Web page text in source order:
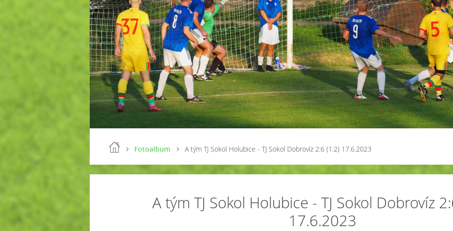
Fotoalbum A tým TJ Sokol Holubice - TJ Sokol Dobrovíz 2:6 (1:2) 17.6.2023
A tým TJ Sokol Holubice - TJ Sokol Dobrovíz
17.6.2023